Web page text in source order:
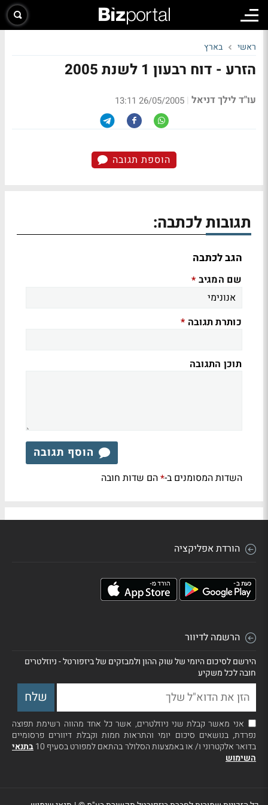
ראשי בארץ
הזרע - דוח רבעון 1 לשנת 2005
עו"ד לילך דניאל |
26/05/2005 13:11
הוספת תגובה
תגובות לכתבה:
הגב לכתבה
שם המגיב *
כותרת תגובה *
תוכן התגובה
הוסף תגובה
השדות המסומנים ב-*הם שדות חובה
הורדת אפליקציה
הרשמה לדיוור
הירשם לסיכום היומי של שוק ההון ולמבזקים של ביזפורטל - ניוזלטרים
חובה לכל משקיע
אני מאשר קבלת שני ניוזלטרים, אשר כל אחד מהווה רשימת תפוצה
נפרדת, בנושאים סיכום יומי והתראות חמות וקבלת דיוורים פרסומיים
בדואר אלקטרוני ו/ או באמצעות הסלולר בהתאם למפורט בסעיף 10
בתנאי
השימוש